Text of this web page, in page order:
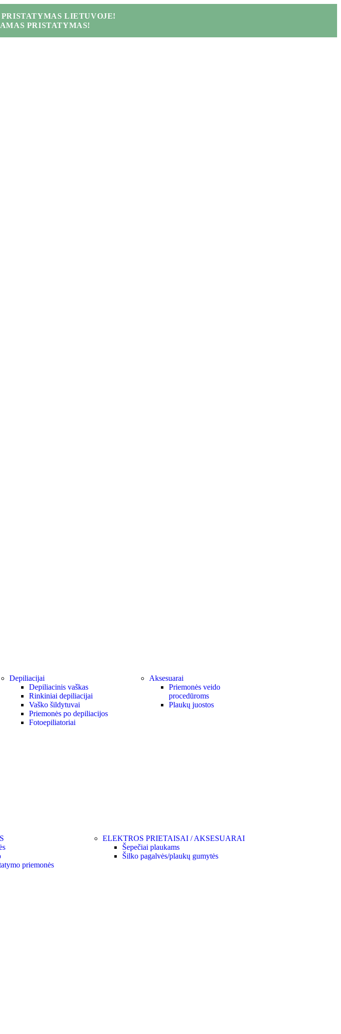
LIETUVOJE!
PRISTATYMAS!
Depiliacijai
Depiliacinis vaškas
Rinkiniai depiliacijai
Vaško šildytuvai
Priemonės po depiliacijos
Fotoepiliatoriai
Aksesuarai
Priemonės veido
procedūroms
Plaukų juostos
priemonės
ELEKTROS PRIETAISAI / AKSESUARAI
Šepečiai plaukams
Šilko pagalvės/plaukų gumytės